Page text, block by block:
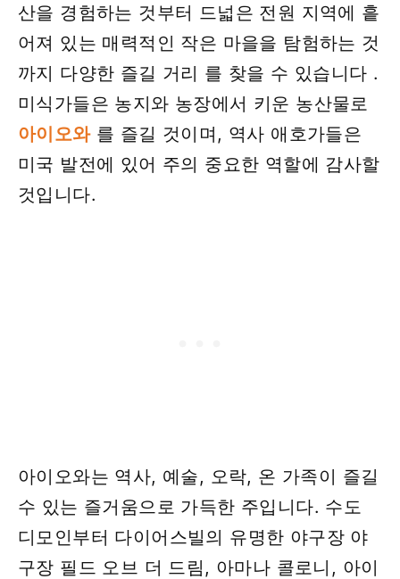
산을 경험하는 것부터 드넓은 전원 지역에 흩
어져 있는 매력적인 작은 마을을 탐험하는 것
까지 다양한 즐길 거리 를 찾을 수 있습니다 .
미식가들은 농지와 농장에서 키운 농산물로
아이오와를 즐길 것이며, 역사 애호가들은
미국 발전에 있어 주의 중요한 역할에 감사할
것입니다.
아이오와는 역사, 예술, 오락, 온 가족이 즐길
수 있는 즐거움으로 가득한 주입니다. 수도
디모인부터 다이어스빌의 유명한 야구장 야
구장 필드 오브 더 드림, 아마나 콜로니, 아이